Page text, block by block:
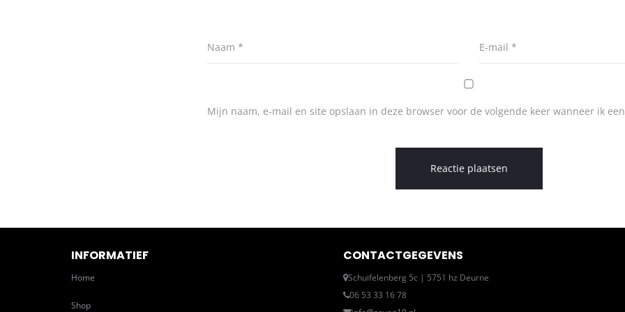
Naam * E-mail *
Mijn naam, e-mail en site opslaan in deze browser voor de volgende keer wanneer ik
INFORMATIEF
Home
Shop
CONTACTGEGEVENS
Schuifelenberg 5c | 5751 hz Deurne
06 53 33 16 78